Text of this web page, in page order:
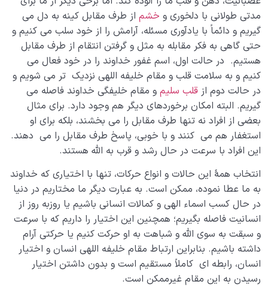
مدتی طولانی با دلخوری و خشم از طرف مقابل کینه به دل می
گیریم و دائماً با یادآوری مسئله، آرامش را از خود سلب می کنیم و
حتی گاهی به فکر مقابله به مثل و گرفتن انتقام از طرف مقابل
هستیم. در حالت اول، اسم غفور خداوند را در خود فعال می
کنیم و به سلامت قلب و مقام خلیفه اللهی نزدیک تر می شویم و
در حالت دوم از قلب سلیم و مقام خلیفگی خداوند فاصله می
گیریم. البته امکان برخوردهای دیگر هم وجود دارد. برای مثال
بعضی از افراد نه تنها طرف مقابل را می بخشند، بلکه برای او
استغفار هم می کنند و با خوبی، پاسخ طرف مقابل را می دهند.
این افراد با سرعت در حال رشد و قرب به الله هستند.
انتخاب همۀ این حالات و انواع حرکات، تنها با اختیاری که خداوند
به ما عطا نموده، ممکن است. به عبارت دیگر ما مختاریم در دنیا
در حال کسب اسماء الهی و کمالات انسانی باشیم یا روزبه روز از
انسانیت فاصله بگیریم؛ همچنین این اختیار را داریم که با سرعت
و سبقت به سوی الله و شباهت به او حرکت کنیم یا حرکتی آرام
داشته باشیم. بنابراین ارتباط مقام خلیفه اللهی انسان و اختیار
انسان، رابطه ای کاملاً مستقیم است و بدون داشتن اختیار
رسیدن به این مقام غیرممکن است.